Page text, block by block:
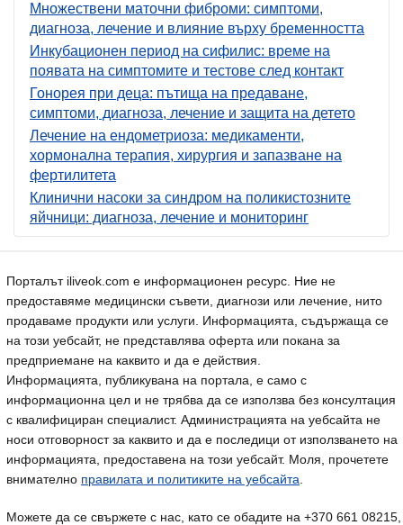
Множествени маточни фиброми: симптоми,
диагноза, лечение и влияние върху бременността
Инкубационен период на сифилис: време на
появата на симптомите и тестове след контакт
Гонорея при деца: пътища на предаване,
симптоми, диагноза, лечение и защита на детето
Лечение на ендометриоза: медикаменти,
хормонална терапия, хирургия и запазване на
фертилитета
Клинични насоки за синдром на поликистозните
яйчници: диагноза, лечение и мониторинг
Порталът iliveok.com е информационен ресурс. Ние не
предоставяме медицински съвети, диагнози или лечение, нито
продаваме продукти или услуги. Информацията, съдържаща се
на този уебсайт, не представлява оферта или покана за
предприемане на каквито и да е действия.
Информацията, публикувана на портала, е само с
информационна цел и не трябва да се използва без консултация
с квалифициран специалист. Администрацията на уебсайта не
носи отговорност за каквито и да е последици от използването на
информацията, предоставена на този уебсайт. Моля, прочетете
внимателно правилата и политиките на уебсайта
Можете да се свържете с нас, като се обадите на +370 661 08215,